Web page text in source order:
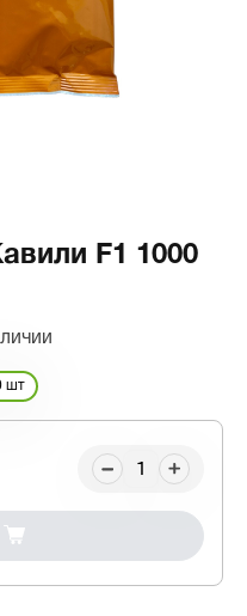
F1 1000
шт